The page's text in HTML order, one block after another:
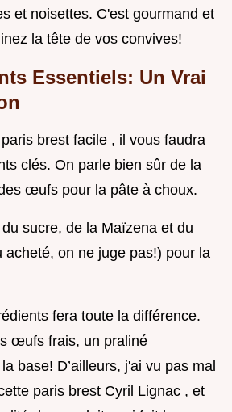
et noisettes. C'est gourmand et
la tête de vos convives!
Essentiels: Un Vrai
brest facile , il vous faudra
clés. On parle bien sûr de la
œufs pour la pâte à choux.
sucre, de la Maïzena et du
acheté, on ne juge pas!) pour la
fera toute la différence.
œufs frais, un praliné
base! D’ailleurs, j'ai vu pas mal
paris brest Cyril Lignac , et